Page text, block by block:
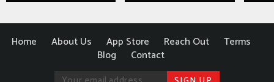
Home About Us App Store Reach Out
Terms
Blog
Contact